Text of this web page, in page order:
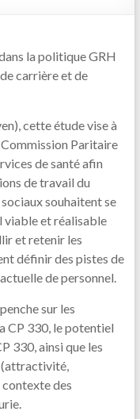
la politique GRH
carrière et de
cette étude vise à
Paritaire
de santé afin
de travail du
souhaitent se
viable et réalisable
et retenir les
définir des pistes de
de personnel.
sur les
CP 330, le potentiel
330, ainsi que les
(attractivité,
contexte des